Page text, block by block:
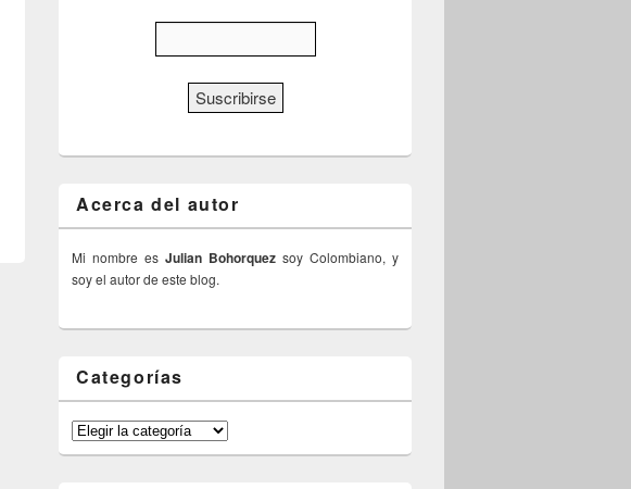
Acerca del autor
Mi nombre es Julian Bohorquez soy Colombiano, y
soy el autor de este blog.
Categorías
Categorías